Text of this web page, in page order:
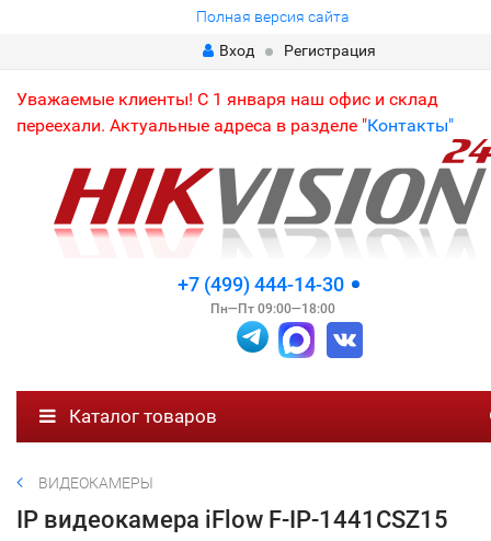
Полная версия сайта
Вход
Регистрация
Уважаемые клиенты! С 1 января наш офис и склад
переехали. Актуальные адреса в разделе "Контакты"
+7 (499) 444-14-30
Пн—Пт 09:00—18:00
Каталог товаров
ВИДЕОКАМЕРЫ
IP видеокамера iFlow F-IP-1441CSZ15